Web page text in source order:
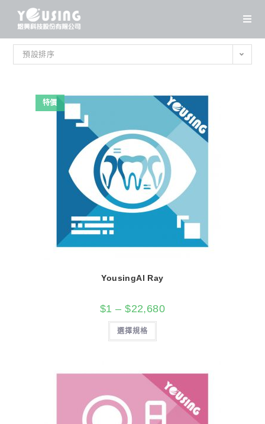
預設排序
特價
YousingAI Ray
$1 –$22,680
選擇規格